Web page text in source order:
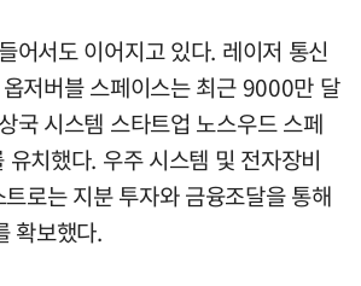
어서도 이어지고 있다. 레이저 통신
저버블 스페이스는 최근 9000만 달
국 시스템 스타트업 노스우드 스페
치했다. 우주 시스템 및 전자장비
로는 지분 투자와 금융조달을 통해
확보했다.